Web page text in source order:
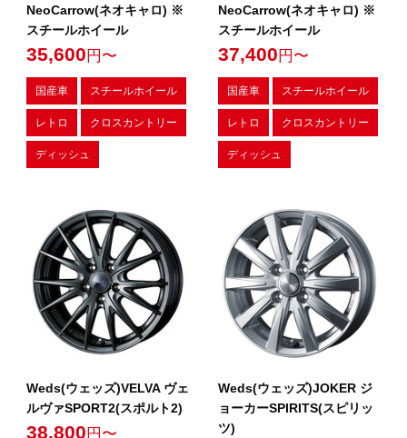
NeoCarrow(ネオキャロ) ※
スチールホイール
35,600 円〜
国産車 スチールホイール
レトロ クロスカントリー
ディッシュ
NeoCarrow(ネオキャロ) ※
スチールホイール
37,400 円〜
国産車 スチールホイール
レトロ クロスカントリー
ディッシュ
Weds(ウェッズ)VELVA ヴェ
ルヴァSPORT2(スポルト2)
38,800 円〜
Weds(ウェッズ)JOKER ジ
ョーカーSPIRITS(スピリッ
ツ)